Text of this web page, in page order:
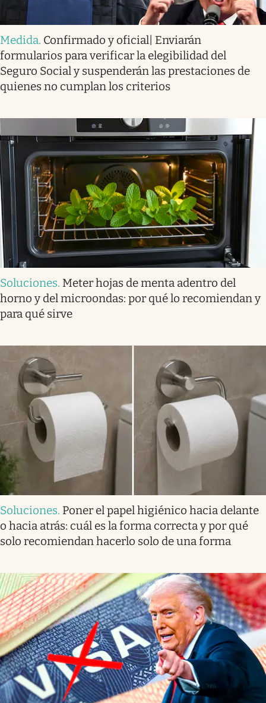
Medida. Confirmado y oficial| Enviarán
formularios para verificar la elegibilidad del
Seguro Social y suspenderán las prestaciones de
quienes no cumplan los criterios
Soluciones. Meter hojas de menta adentro del
horno y del microondas: por qué lo recomiendan y
para qué sirve
Soluciones. Poner el papel higiénico hacia delante
o hacia atrás: cuál es la forma correcta y por qué
solo recomiendan hacerlo solo de una forma